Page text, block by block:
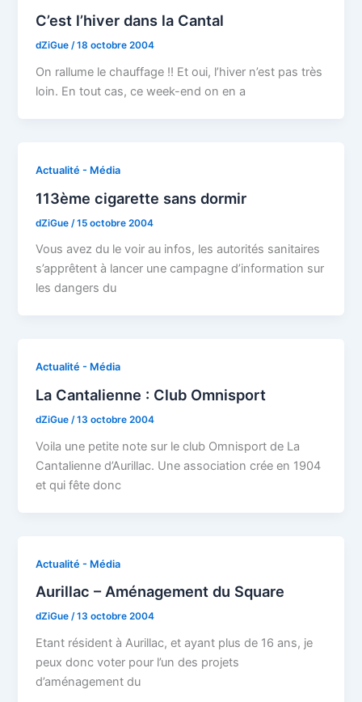
C’est l’hiver dans la Cantal
dZiGue/18 octobre 2004
On rallume le chauffage !! Et oui, l’hiver n’est pas très
loin. En tout cas, ce week-end on en a
Actualité - Média
113ème cigarette sans dormir
dZiGue /15 octobre 2004
Vous avez du le voir au infos, les autorités sanitaires
s’apprêtent à lancer une campagne d’information sur
les dangers du
Actualité - Média
La Cantalienne : Club Omnisport
dZiGue/13 octobre 2004
Voila une petite note sur le club Omnisport de La
Cantalienne d’Aurillac. Une association crée en 1904
et qui fête donc
Actualité - Média
Aurillac – Aménagement du Square
dZiGue/13 octobre 2004
Etant résident à Aurillac, et ayant plus de 16 ans, je
peux donc voter pour l’un des projets
d’aménagement du